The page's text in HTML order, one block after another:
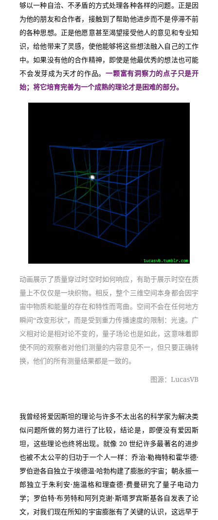
够以一种自洽、不矛盾的方式处理各种各样的问题。正是因
为他的朋友和合作者，接触到了帮助他进步而不是停滞不前
的各种思想。正是他愿意甚至渴望接受他人的意见和专业知
识，给他带来了灵感，使他能够将这些想法融入自己的工作
中。如果没有他的合作精神，即使是他最优秀的想法也可能
不会发芽成为天才的作品。 一颗富有洞察力的点子只是开
始；将它培育完善为一个成熟的理论才是困难的部分。
动画展示了质量穿过时空时如何响应，有助于展示时空在质
量上不仅仅是一块织物。相反，整个三维空间本身都会因宇
宙中物质和能量的存在和特性而弯曲。空间不会在任何地方
瞬间“改变形状”，而是受到重力传播速度的限制：光速。广
义相对论是相对论不变的，量子场论也是如此，这意味着即
使不同的观察者对他们测量的内容意见不一，但只要正确转
换，他们的所有测量结果都是一致的。
图源：LucasVB
我曾经将爱因斯坦的理论与许多不太出名的科学家为解决类
似问题所做的努力进行了比较，结论是，即便没有爱因斯
坦，这些理论也终将出现。就像 20 世纪许多最著名的进步
也被不太公平的归功于一个人一样：乔治·勒梅特和霍华德·
罗伯逊各自独立于埃德温·哈勃构建了膨胀的宇宙；朝永振一
郎独立于朱利安·施温格和理查德·费曼研究了量子电动力
学；罗伯特·布劳特和阿列克谢·斯塔罗宾斯基各自发表了论
文，对我们现在所知的宇宙膨胀有了关键的认识，这远早于